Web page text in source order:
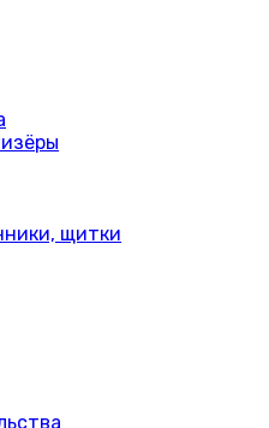
щитки